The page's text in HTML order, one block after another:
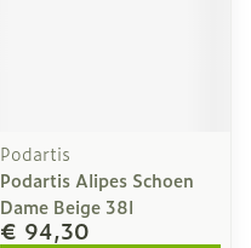
Podartis
Podartis Alipes Schoen
Dame Beige 38l
€ 94,30